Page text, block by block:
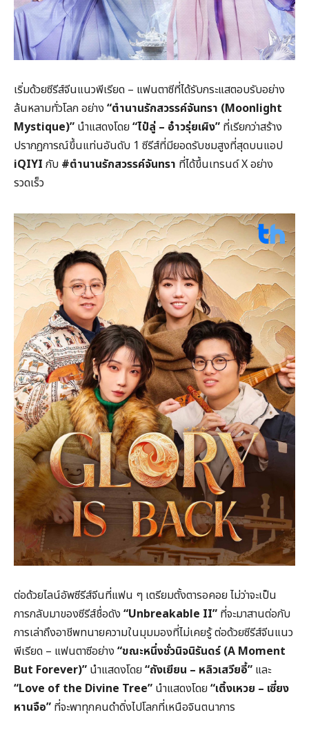
เริ่มด้วยซีรีส์จีนแนวพีเรียด – แฟนตาซีที่ได้รับกระแสตอบรับอย่าง
ล้นหลามทั่วโลก อย่าง “ตำนานรักสวรรค์จันทรา (Moonlight
Mystique)” นำแสดงโดย“ไป๋ลู่ – อ๋าวรุ่ยเผิง” ที่เรียกว่าสร้าง
ปรากฏการณ์ขึ้นแท่นอันดับ 1 ซีรีส์ที่มียอดรับชมสูงที่สุดบนแอป
iQIYI กับ #ตำนานรักสวรรค์จันทรา ที่ได้ขึ้นเทรนด์ X อย่าง
รวดเร็ว
ต่อด้วยไลน์อัพซีรีส์จีนที่แฟน ๆ เตรียมตั้งตารอคอย ไม่ว่าจะเป็น
การกลับมาของซีรีส์ชื่อดัง “Unbreakable II” ที่จะมาสานต่อกับ
การเล่าถึงอาชีพทนายความในมุมมองที่ไม่เคยรู้ ต่อด้วยซีรีส์จีนแนว
พีเรียด – แฟนตาซีอย่าง “ขณะหนึ่งชั่วนิจนิรันดร์ (A Moment
But Forever)” นำแสดงโดย“ถังเยียน – หลิวเสวียอี้” และ
“Love of the Divine Tree” นำแสดงโดย“เติ้งเหวย – เซี่ยง
หานจือ” ที่จะพาทุกคนดำดิ่งไปโลกที่เหนือจินตนาการ